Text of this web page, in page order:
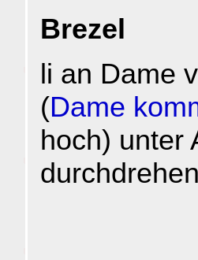
Brezel
li an Dame
(Dame
hoch) unter